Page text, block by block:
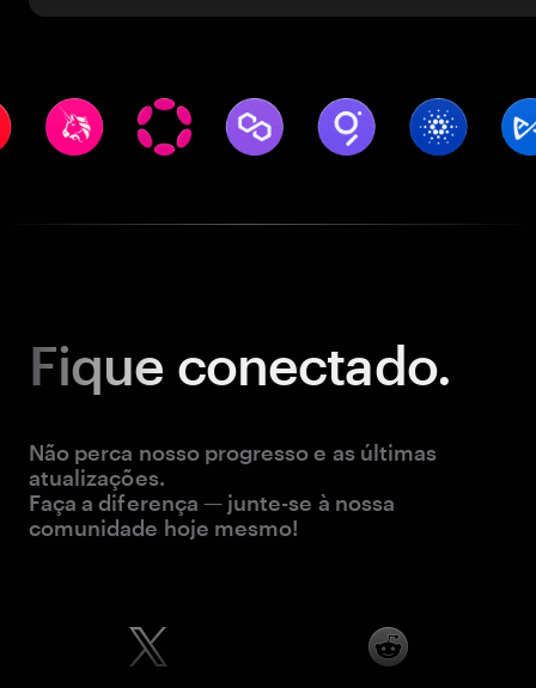
Fique conectado.
Não perca nosso progresso e as últimas
atualizações.
Faça a diferença — junte-se à nossa
comunidade hoje mesmo!